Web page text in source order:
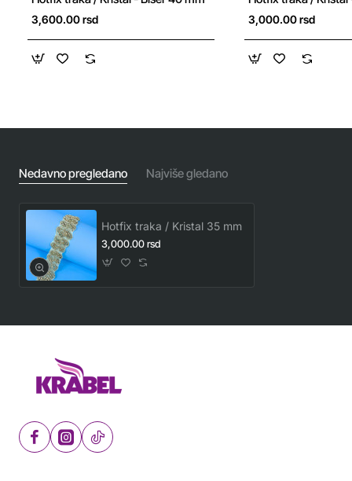
3,600.00 rsd 3,000.00 rsd
Nedavno pregledano Najviše gledano
Hotfix traka / Kristal 35 mm
3,000.00 rsd